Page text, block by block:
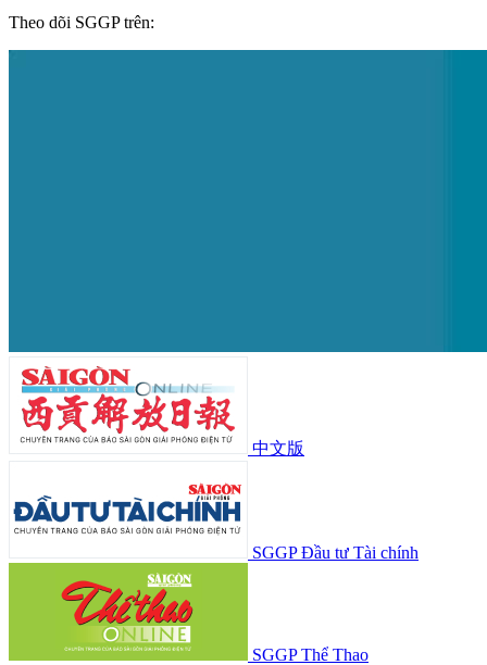
Theo dõi SGGP trên:
中文版
SGGP Đầu tư Tài chính
SGGP Thể Thao